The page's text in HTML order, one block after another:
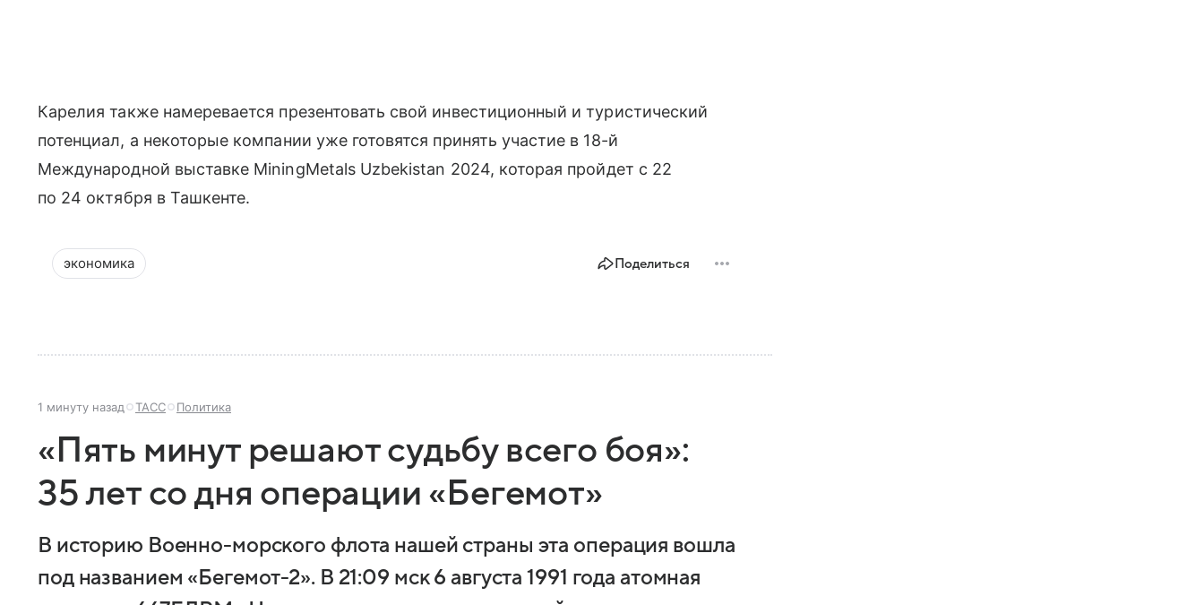
Карелия также намеревается презентовать свой инвестиционный и туристический
потенциал, а некоторые компании уже готовятся принять участие в 18-й
Международной выставке MiningMetals Uzbekistan 2024, которая пройдет с 22
по 24 октября в Ташкенте.
экономика Поделиться
1 минуту назад ТАСС Политика
«Пять минут решают судьбу всего боя»:
35 лет со дня операции «Бегемот»
В историю Военно-морского флота нашей страны эта операция вошла
под названием «Бегемот-2». В 21:09 мск 6 августа 1991 года атомная